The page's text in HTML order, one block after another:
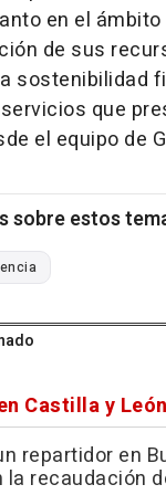
en el
de sus
sostenibilidad
que
el equipo de
sobre estos
Castilla y León
repartidor en
la recaudación